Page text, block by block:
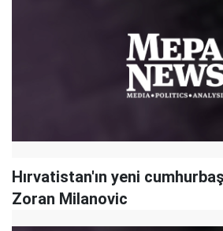
Hırvatistan'ın yeni
Zoran Milanovic